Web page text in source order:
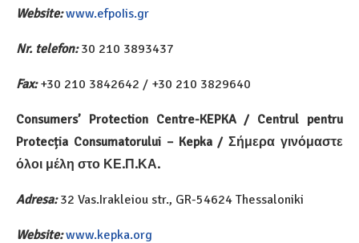
Website: www.efpoIis.gr
Nr. telefon:30 210 3893437
Fax:+30 210 3842642 / +30 210 3829640
Consumers’ Protection Centre-KEPKA / Centrul pentru
Protecția Consumatorului – Kepka / Σήμερα γινόμαστε
όλοι μέλη στο ΚΕ.Π.ΚΑ.
Adresa:32 Vas.Irakleiou str., GR-54624 Thessaloniki
Website:www.kepka.org